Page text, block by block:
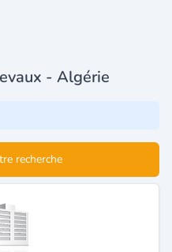
- Algérie
recherche